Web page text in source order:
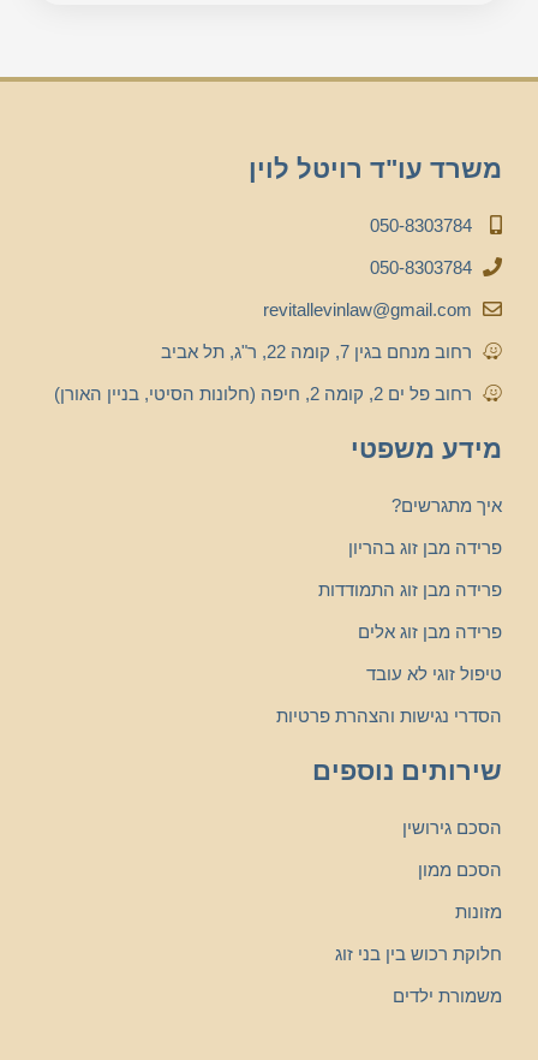
משרד עו"ד רויטל לוין
050-8303784
050-8303784
revitallevinlaw@gmail.com
רחוב מנחם בגין 7, קומה 22, ר"ג, תל אביב
רחוב פל ים 2, קומה 2, חיפה (חלונות הסיטי, בניין האורן)
מידע משפטי
איך מתגרשים?
פרידה מבן זוג בהריון
פרידה מבן זוג התמודדות
פרידה מבן זוג אלים
טיפול זוגי לא עובד
הסדרי נגישות והצהרת פרטיות
שירותים נוספים
הסכם גירושין
הסכם ממון
מזונות
חלוקת רכוש בין בני זוג
משמורת ילדים